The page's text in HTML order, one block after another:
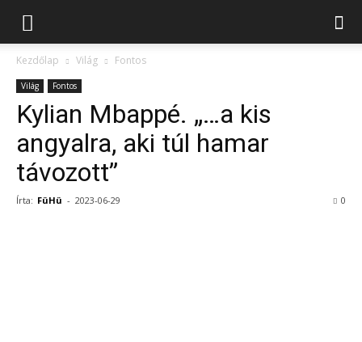
Kezdőlap Világ Fontos
Világ Fontos
Kylian Mbappé. „…a kis
angyalra, aki túl hamar
távozott”
Írta: FüHü - 2023-06-29 0